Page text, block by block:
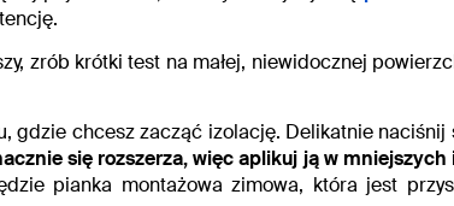
zrób krótki test na małej, niewidocznej
gdzie chcesz zacząć izolację. Delikatnie
się rozszerza, więc aplikuj ją w
pianka montażowa zimowa, która jest